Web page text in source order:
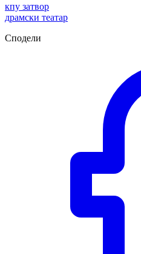
кпу затвор
драмски театар
Сподели